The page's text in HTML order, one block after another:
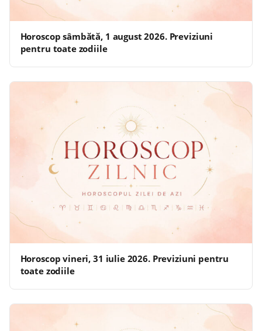
Horoscop sâmbătă, 1 august 2026. Previziuni
pentru toate zodiile
Horoscop vineri, 31 iulie 2026. Previziuni pentru
toate zodiile